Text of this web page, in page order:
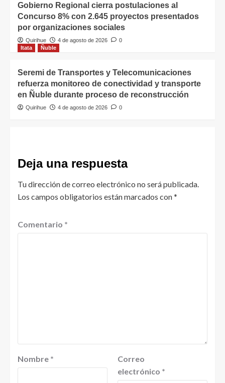
Gobierno Regional cierra postulaciones al
Concurso 8% con 2.645 proyectos presentados
por organizaciones sociales
Quirihue 4 de agosto de 2026
0
Itata
Ñuble
Seremi de Transportes y Telecomunicaciones
refuerza monitoreo de conectividad y transporte
en Ñuble durante proceso de reconstrucción
Quirihue 4 de agosto de 2026 0
Deja una respuesta
Tu dirección de correo electrónico no será publicada.
Los campos obligatorios están marcados con*
Comentario *
Nombre *
Correo
electrónico *